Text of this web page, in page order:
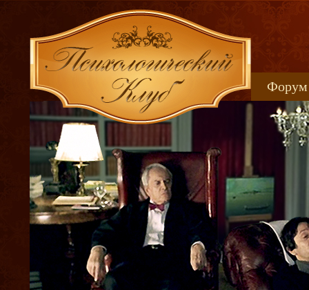
Форум